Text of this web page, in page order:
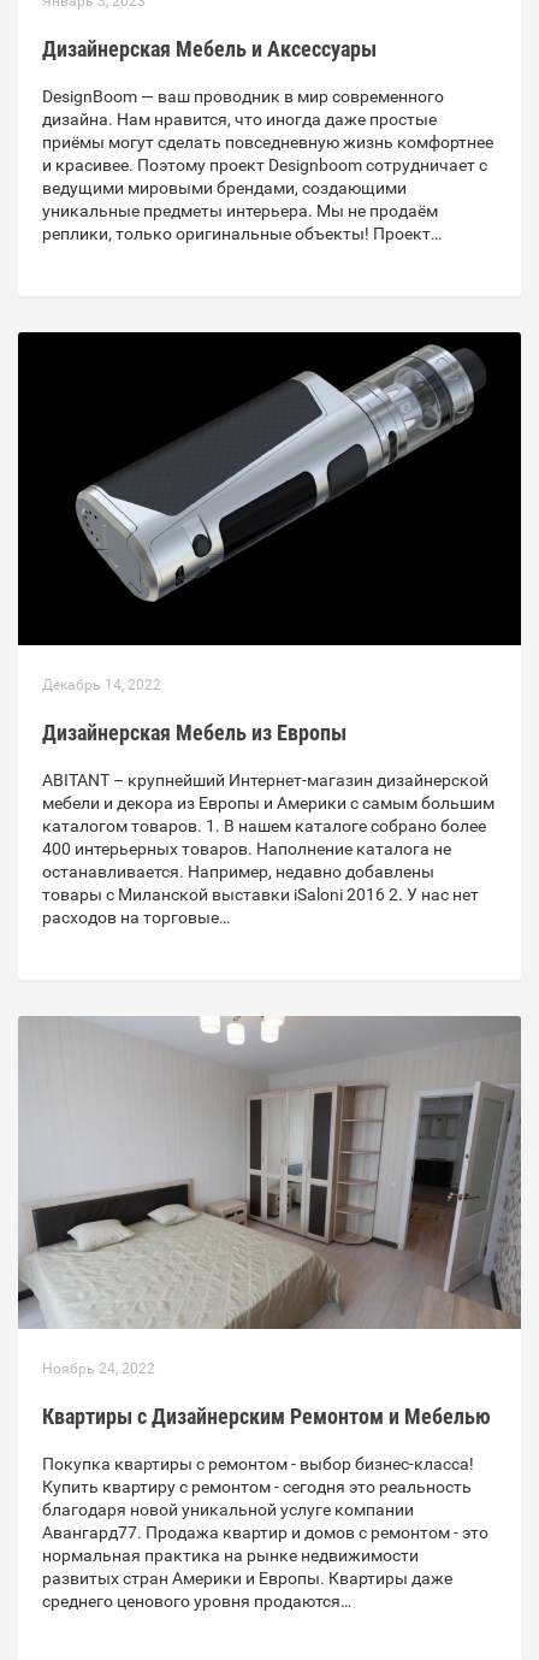
Дизайнерская Мебель и Аксессуары
DesignBoom — ваш проводник в мир современного
дизайна. Нам нравится, что иногда даже простые
приёмы могут сделать повседневную жизнь комфортнее
и красивее. Поэтому проект Designboom сотрудничает с
ведущими мировыми брендами, создающими
уникальные предметы интерьера. Мы не продаём
реплики, только оригинальные объекты! Проект…
Декабрь 14, 2022
Дизайнерская Мебель из Европы
ABITANT – крупнейший Интернет-магазин дизайнерской
мебели и декора из Европы и Америки с самым большим
каталогом товаров. 1. В нашем каталоге собрано более
400 интерьерных товаров. Наполнение каталога не
останавливается. Например, недавно добавлены
товары с Миланской выставки iSaloni 2016 2. У нас нет
расходов на торговые…
Ноябрь 24, 2022
Квартиры с Дизайнерским Ремонтом и Мебелью
Покупка квартиры с ремонтом - выбор бизнес-класса!
Купить квартиру с ремонтом - сегодня это реальность
благодаря новой уникальной услуге компании
Авангард77. Продажа квартир и домов с ремонтом - это
нормальная практика на рынке недвижимости
развитых стран Америки и Европы. Квартиры даже
среднего ценового уровня продаются…